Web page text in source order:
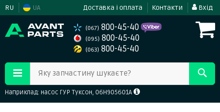
RU UA Доставка і оплата Контакти Вхід
(067) 800-45-40
(095) 800-45-40
(063) 800-45-40
Яку запчастину шукаєте?
Наприклад: насос ГУР Туксон, 06H905601A